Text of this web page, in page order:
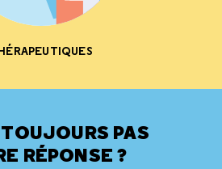
PAS
RÉPONSE ?